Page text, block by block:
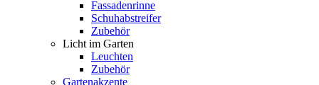
Fassadenrinne
Schuhabstreifer
Zubehör
Licht im Garten
Leuchten
Zubehör
Gartenakzente